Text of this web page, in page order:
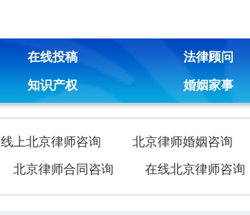
在线投稿 法律顾问
知识产权 婚姻家事
线上北京律师咨询 北京律师婚姻咨询
北京律师合同咨询 在线北京律师咨询